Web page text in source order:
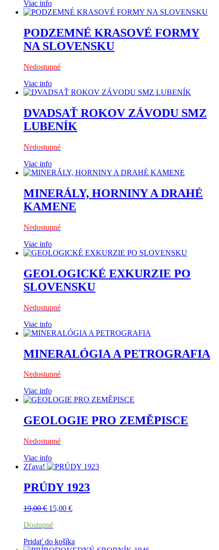
Viac info
PODZEMNÉ KRASOVÉ FORMY
NA SLOVENSKU
Nedostupné
Viac info
DVADSAŤ ROKOV ZÁVODU SMZ
LUBENÍK
Nedostupné
Viac info
MINERÁLY, HORNINY A DRAHÉ
KAMENE
Nedostupné
Viac info
GEOLOGICKÉ EXKURZIE PO
SLOVENSKU
Nedostupné
Viac info
MINERALÓGIA A PETROGRAFIA
Nedostupné
Viac info
GEOLOGIE PRO ZEMĚPISCE
Nedostupné
Viac info
Zľava!
PRÚDY 1923
19,00€ Pôvodná
bola:
15,00 €Aktuálna
Dostupné
Pridať do košíka